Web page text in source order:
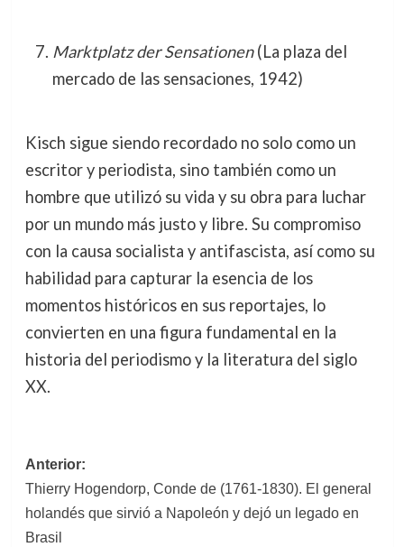
Marktplatz der Sensationen(La plaza del
mercado de las sensaciones, 1942)
Kisch sigue siendo recordado no solo como un
escritor y periodista, sino también como un
hombre que utilizó su vida y su obra para luchar
por un mundo más justo y libre. Su compromiso
con la causa socialista y antifascista, así como su
habilidad para capturar la esencia de los
momentos históricos en sus reportajes, lo
convierten en una figura fundamental en la
historia del periodismo y la literatura del siglo
XX.
Navegación
de
entradas
Anterior:
Thierry Hogendorp, Conde de (1761-1830). El general
holandés que sirvió a Napoleón y dejó un legado en
Brasil